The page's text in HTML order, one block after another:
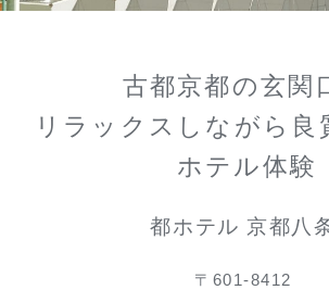
古都京都の玄関
リラックスしながら良
ホテル体験
都ホテル 京都八
〒601-8412